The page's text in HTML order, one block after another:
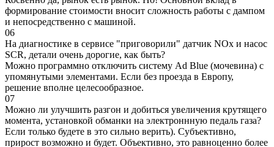
формирование стоимости вносит сложность работы с дампом
и непосредственно с машиной.
06
На диагностике в сервисе "приговорили" датчик NOx и насос
SCR, детали очень дорогие, как быть?
Можно программно отключить систему Ad Blue (мочевина) с
упомянутыми элементами. Если без проезда в Европу,
решение вполне целесообразное.
07
Можно ли улучшить разгон и добиться увеличения крутящего
момента, установкой обманки на электроннную педаль газа?
Если только будете в это сильно верить). Субъективно,
прирост возможно и будет. Объективно, это равноценно более